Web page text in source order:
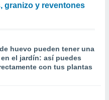
granizo y reventones
huevo pueden tener una
el jardín: así puedes
con tus plantas